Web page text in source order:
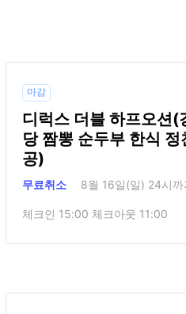
마감
디럭스 더블 하프오션(
당 짬뽕 순두부 한식 정
공)
무료취소 8월 16일(일) 24시까
체크인 15:00 체크아웃 11:00